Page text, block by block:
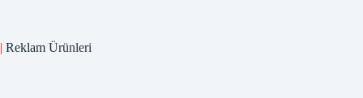
| Reklam Ürünleri